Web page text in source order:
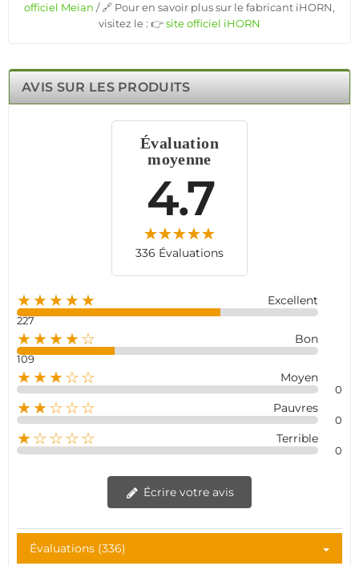
officiel Meian / 🔗 Pour en savoir plus sur le fabricant iHORN,
visitez le : 👉site officiel iHORN
AVIS SUR LES PRODUITS
Évaluation
moyenne
4.7
336 Évaluations
★★★★★ Excellent
227
★★★★☆ Bon
109
★★★☆☆ Moyen
0
★★☆☆☆ Pauvres
0
★☆☆☆☆ Terrible
0
Écrire votre avis
Évaluations (336)